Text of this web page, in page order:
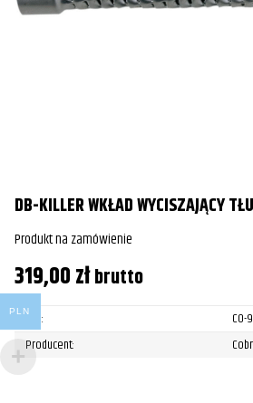
DB-KILLER WKŁAD WYCISZAJĄCY
Produkt na zamówienie
319,00złbrutto
SKU:
CO-
Producent:
PLN